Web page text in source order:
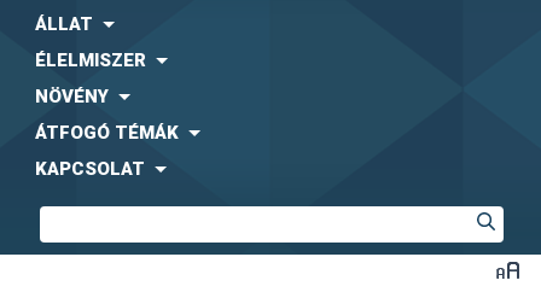
ÁLLAT
ÉLELMISZER
NÖVÉNY
ÁTFOGÓ TÉMÁK
KAPCSOLAT